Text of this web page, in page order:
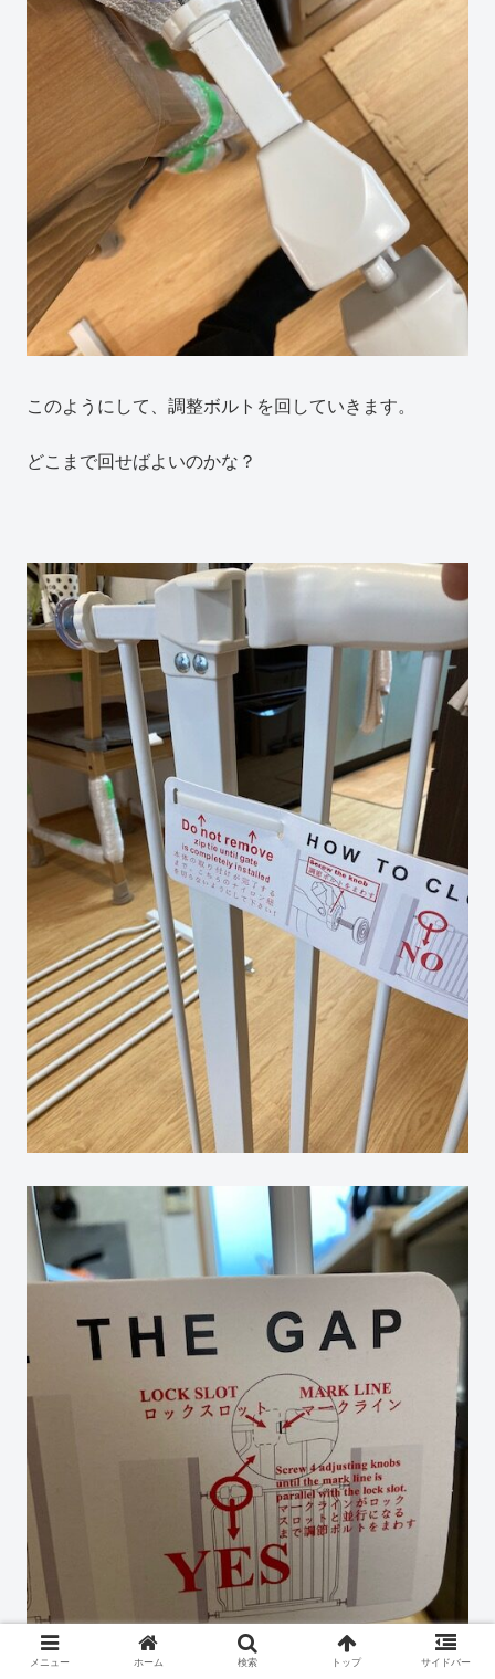
このようにして、調整ボルトを回していきます。
どこまで回せばよいのかな？
メニュー ホーム 検索 トップ サイドバー